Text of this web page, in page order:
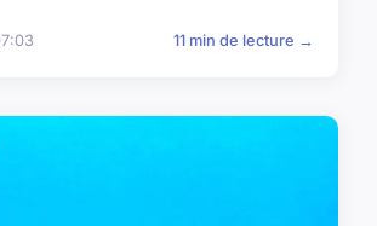
11 min de lecture →